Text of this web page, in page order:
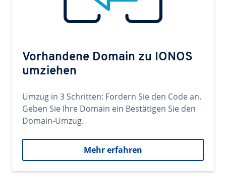
Vorhandene Domain zu IONOS
umziehen
Umzug in 3 Schritten: Fordern Sie den Code an.
Geben Sie Ihre Domain ein Bestätigen Sie den
Domain-Umzug.
Mehr erfahren